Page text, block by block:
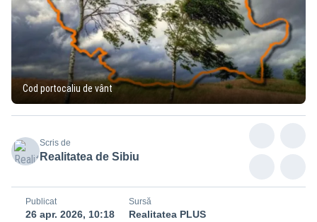
Cod portocaliu de vânt
Scris de
Realitatea de Sibiu
Publicat
26 apr. 2026, 10:18
Sursă
Realitatea PLUS